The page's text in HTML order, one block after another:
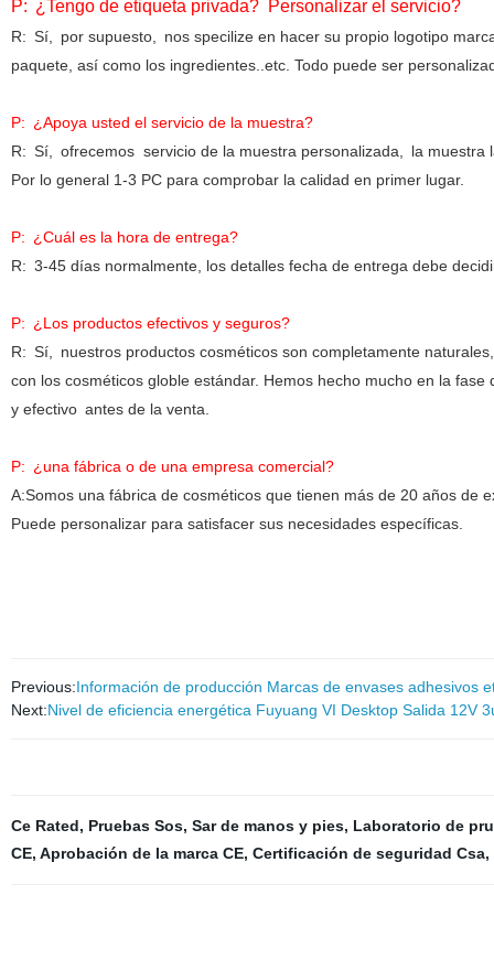
P: ¿Tengo de etiqueta privada? Personalizar el servicio?
R: Sí, por supuesto,
nos specilize en hacer su propio logotipo
paquete, así como los ingredientes..etc. Todo puede ser
P: ¿Apoya usted el servicio de la muestra?
R: Sí, ofrecemos servicio de la muestra personalizada,
la muestra
Por lo general 1-3 PC para comprobar la calidad en primer lugar.
P: ¿Cuál es la hora de entrega?
R: 3-45 días normalmente, los detalles fecha de entrega debe
P: ¿Los productos efectivos y seguros?
R: Sí,
nuestros productos cosméticos son completamente
con los cosméticos globle estándar. Hemos hecho mucho en la fase
y efectivo antes de la venta.
P: ¿una fábrica o de una empresa comercial?
A:Somos una fábrica de cosméticos que tienen más de 20 años de
Puede personalizar para satisfacer sus necesidades específicas.
Previous:Información de producción Marcas de envases adhesivos
Next:Nivel de eficiencia energética Fuyuang VI Desktop Salida 12V
Ce Rated, Pruebas Sos, Sar de manos y pies, Laboratorio de
CE, Aprobación de la marca CE, Certificación de seguridad Csa,